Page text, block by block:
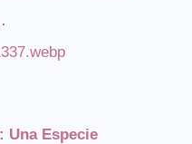
Una Especie